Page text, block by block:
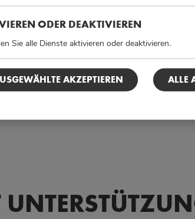
ODER DEAKTIVIEREN
Sie alle Dienste aktivieren oder deaktivieren.
AKZEPTIEREN ALLE